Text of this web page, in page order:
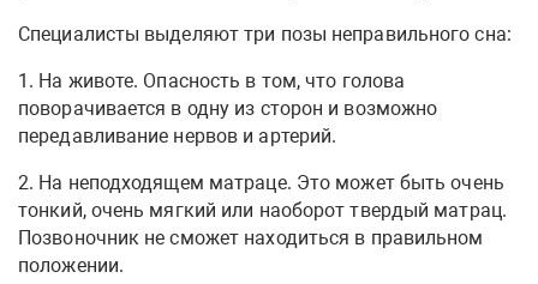
Специалисты выделяют три позы неправильного сна:
1. На животе. Опасность в том, что голова
поворачивается в одну из сторон и возможно
передавливание нервов и артерий.
2. На неподходящем матраце. Это может быть очень
тонкий, очень мягкий или наоборот твердый матрац.
Позвоночник не сможет находиться в правильном
положении.